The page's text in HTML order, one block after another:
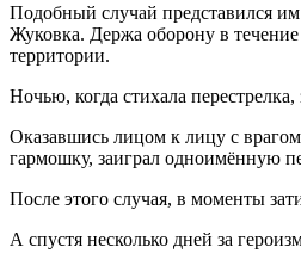
Подобный случай представился
Жуковка. Держа оборону в
территории.
Ночью, когда стихала
Оказавшись лицом к лицу с
гармошку, заиграл одноимённую
После этого случая, в моменты
А спустя несколько дней за